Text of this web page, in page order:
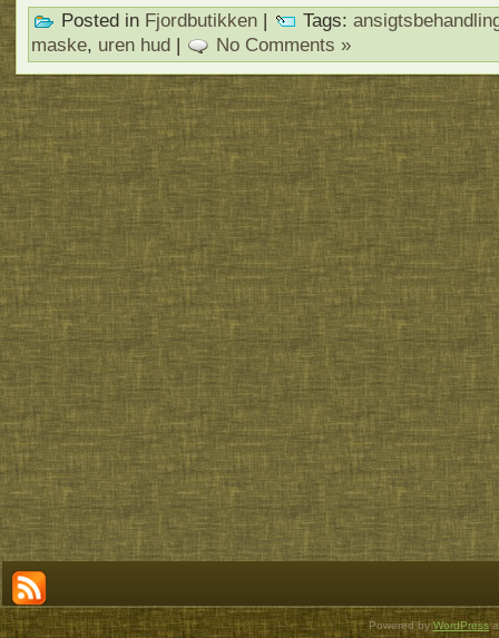
Posted in Fjordbutikken | Tags:
maske, uren hud | No Comments »
Powered byWordPress